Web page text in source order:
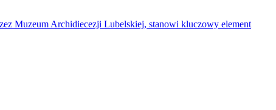
Muzeum Archidiecezji Lubelskiej, stanowi kluczowy element